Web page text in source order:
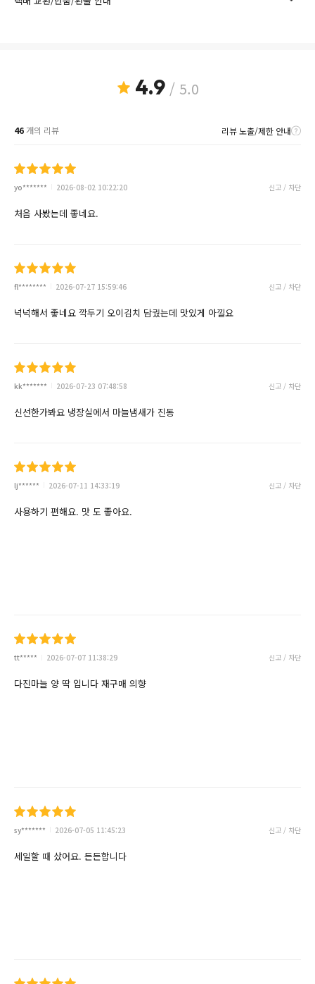
4.9/ 5.0
46개의 리뷰 리뷰 노출/제한 안내
yo******* 2026-08-02 10:22:20 신고 / 차단
처음 사봤는데 좋네요.
fl******** 2026-07-27 15:59:46 신고 / 차단
넉넉해서 좋네요 깍두기 오이김치 담궜는데 맛있게 아낄요
kk******* 2026-07-23 07:48:58 신고 / 차단
신선한가봐요 냉장실에서 마늘냄새가 진동
lj****** 2026-07-11 14:33:19 신고 / 차단
사용하기 편해요. 맛 도 좋아요.
tt***** 2026-07-07 11:38:29 신고 / 차단
다진마늘 양 딱 입니다 재구매 의향
sy******* 2026-07-05 11:45:23 신고 / 차단
세일할 때 샀어요. 든든합니다